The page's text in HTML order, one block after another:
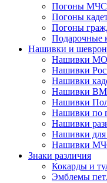
Погоны МЧС
Погоны
Погоны
Подарочные
Нашивки и
Нашивки МО
Нашивки
Нашивки
Нашивки
Нашивки
Нашивки по
Нашивки
Нашивки
Нашивки
Знаки различия
Кокарды и
Эмблемы